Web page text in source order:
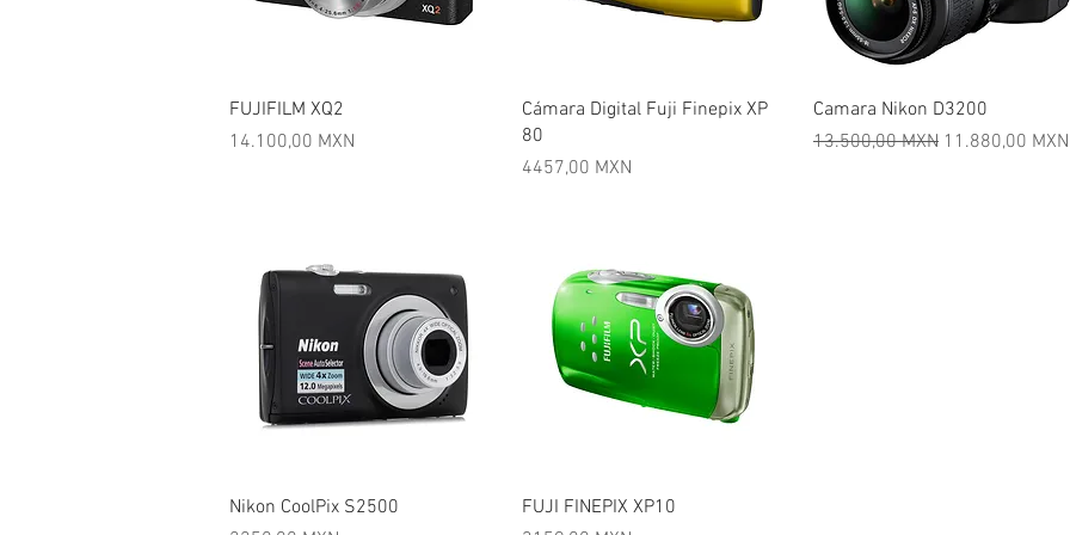
Vista rápida
FUJIFILM XQ2
Precio
14.100,00 MXN
Vista rápida
Cámara Digital Fuji Finepix XP
80
Precio
4457,00 MXN
Vista rápida
Camara Nikon D3200
Precio
13.500,00 MXN Precio de oferta
11.880,00 MXN
Vista rápida
Nikon CoolPix S2500
Vista rápida
FUJI FINEPIX XP10